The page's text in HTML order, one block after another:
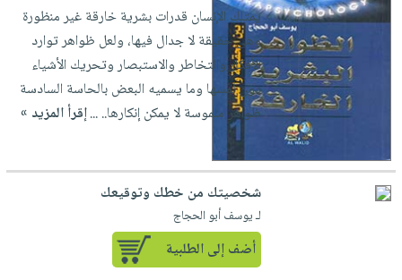
يمتلك الإنسان قدرات بشرية خارقة غير منظورة
وهى حقيقة لا جدال فيها، ولعل ظواهر توارد
الأفكار والتخاطر والاستبصار وتحريك الأشياء
دون لمسها وما يسميه البعض بالحاسة السادسة
ظواهر ملموسة لا يمكن إنكارها.. ...إقرأ المزيد »
شخصيتك من خطك وتوقيعك
لـ يوسف أبو الحجاج
أضف إلى الطلبية